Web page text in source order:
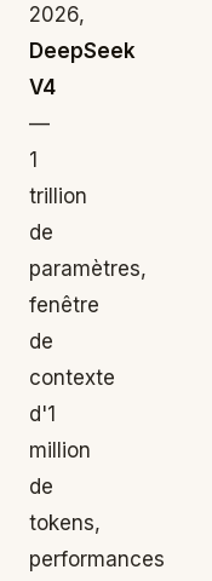
2026,
DeepSeek
V4
—
1
trillion
de
paramètres,
fenêtre
de
contexte
d'1
million
de
tokens,
performances